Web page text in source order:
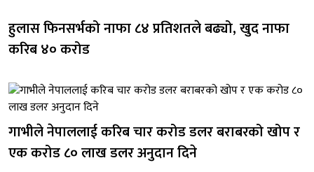
हुलास फिनसर्भको नाफा ८४ प्रतिशतले बढ्यो, खुद नाफा
करिब ४० करोड
गाभीले नेपाललाई करिब चार करोड डलर बराबरको खोप र
एक करोड ८० लाख डलर अनुदान दिने